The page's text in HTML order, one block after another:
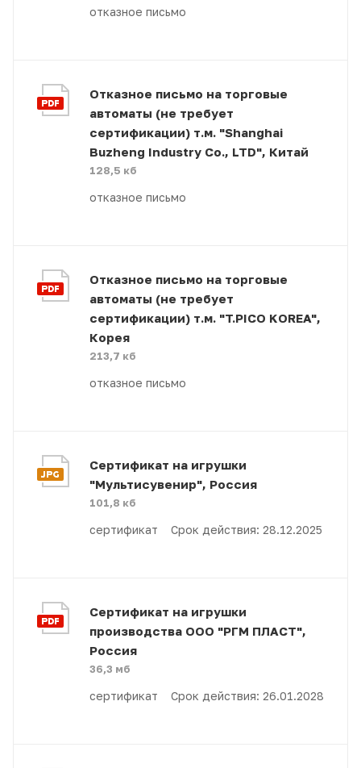
отказное письмо
Отказное письмо на торговые
автоматы (не требует
сертификации) т.м. "Shanghai
Buzheng Industry Co., LTD", Китай
128,5 кб
отказное письмо
Отказное письмо на торговые
автоматы (не требует
сертификации) т.м. "T.PICO KOREA",
Корея
213,7 кб
отказное письмо
Сертификат на игрушки
"Мультисувенир", Россия
101,8 кб
сертификат Срок действия: 28.12.2025
Сертификат на игрушки
производства ООО "РГМ ПЛАСТ",
Россия
36,3 мб
сертификат Срок действия: 26.01.2028